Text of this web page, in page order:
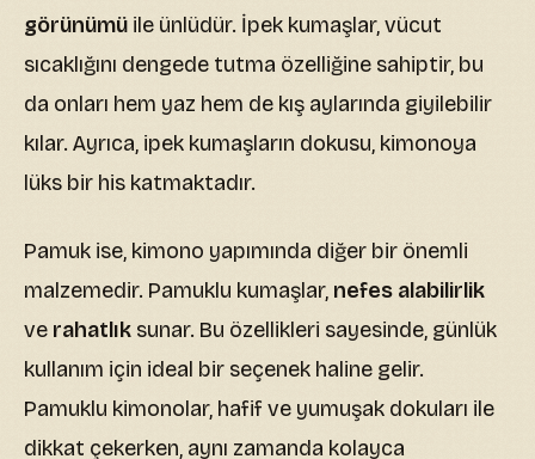
görünümü ile ünlüdür. İpek kumaşlar, vücut
sıcaklığını dengede tutma özelliğine sahiptir, bu
da onları hem yaz hem de kış aylarında giyilebilir
kılar. Ayrıca, ipek kumaşların dokusu, kimonoya
lüks bir his katmaktadır.
Pamuk ise, kimono yapımında diğer bir önemli
malzemedir. Pamuklu kumaşlar, nefes alabilirlik
ve rahatlık sunar. Bu özellikleri sayesinde, günlük
kullanım için ideal bir seçenek haline gelir.
Pamuklu kimonolar, hafif ve yumuşak dokuları ile
dikkat çekerken, aynı zamanda kolayca